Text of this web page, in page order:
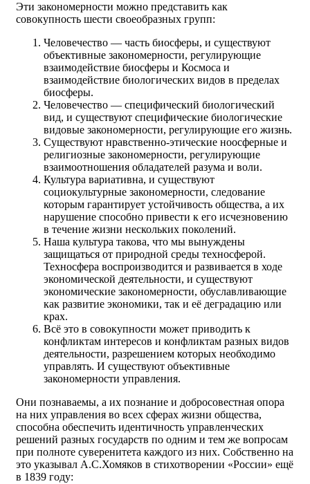
Эти закономерности можно представить как
совокупность шести своеобразных групп:
Человечество — часть биосферы, и существуют
объективные закономерности, регулирующие
взаимодействие биосферы и Космоса и
взаимодействие биологических видов в пределах
биосферы.
Человечество — специфический биологический
вид, и существуют специфические биологические
видовые закономерности, регулирующие его жизнь.
Существуют нравственно-этические ноосферные и
религиозные закономерности, регулирующие
взаимоотношения обладателей разума и воли.
Культура вариативна, и существуют
социокультурные закономерности, следование
которым гарантирует устойчивость общества, а их
нарушение способно привести к его исчезновению
в течение жизни нескольких поколений.
Наша культура такова, что мы вынуждены
защищаться от природной среды техносферой.
Техносфера воспроизводится и развивается в ходе
экономической деятельности, и существуют
экономические закономерности, обуславливающие
как развитие экономики, так и её деградацию или
крах.
Всё это в совокупности может приводить к
конфликтам интересов и конфликтам разных видов
деятельности, разрешением которых необходимо
управлять. И существуют объективные
закономерности управления.
Они познаваемы, а их познание и добросовестная опора
на них управления во всех сферах жизни общества,
способна обеспечить идентичность управленческих
решений разных государств по одним и тем же вопросам
при полноте суверенитета каждого из них. Собственно на
это указывал А.С.Хомяков в стихотворении «России» ещё
в 1839 году: